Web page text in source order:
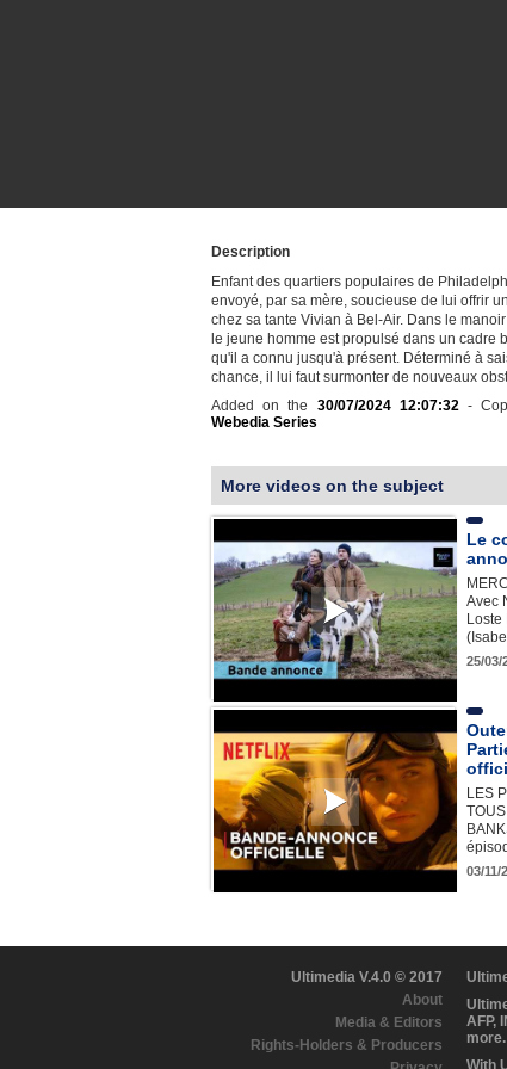
Description
Enfant des quartiers populaires de
envoyé, par sa mère, soucieuse de lui offrir
chez sa tante Vivian à Bel-Air. Dans le
le jeune homme est propulsé dans un cadre
qu'il a connu jusqu'à présent. Déterminé à
chance, il lui faut surmonter de nouveaux
Added on the 30/07/2024 12:07:32-
Webedia Series
More videos on the subject
Le
Avec
25/03/
LES
03/11/
Ultimedia V.4.0 © 2017
About
Media & Editors
Rights-Holders & Producers
AFP,
more.
With